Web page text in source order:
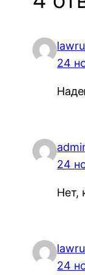
24
24
Нет,
24